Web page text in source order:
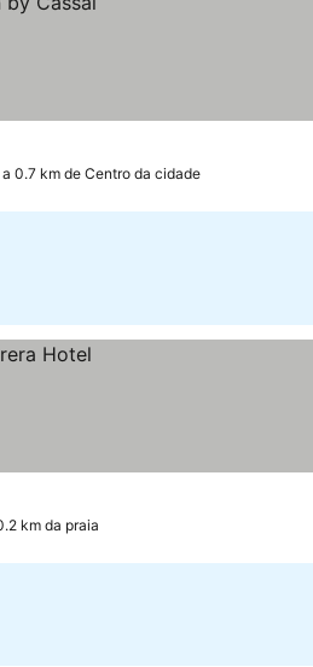
a 0.7 km de Centro da cidade
km da praia